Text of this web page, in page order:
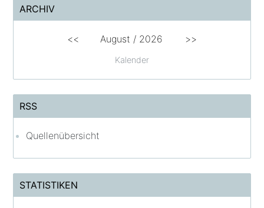
ARCHIV
Kalender
<< August / 2026 >>
RSS
Quellenübersicht
STATISTIKEN